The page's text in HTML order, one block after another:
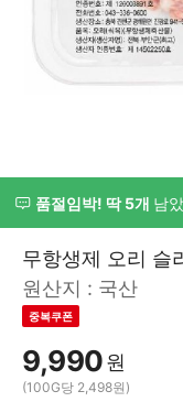
품절임박! 딱 5개 남
무항생제 오리
원산지 : 국산
중복쿠폰
9,990원
(100G당 2,498원)